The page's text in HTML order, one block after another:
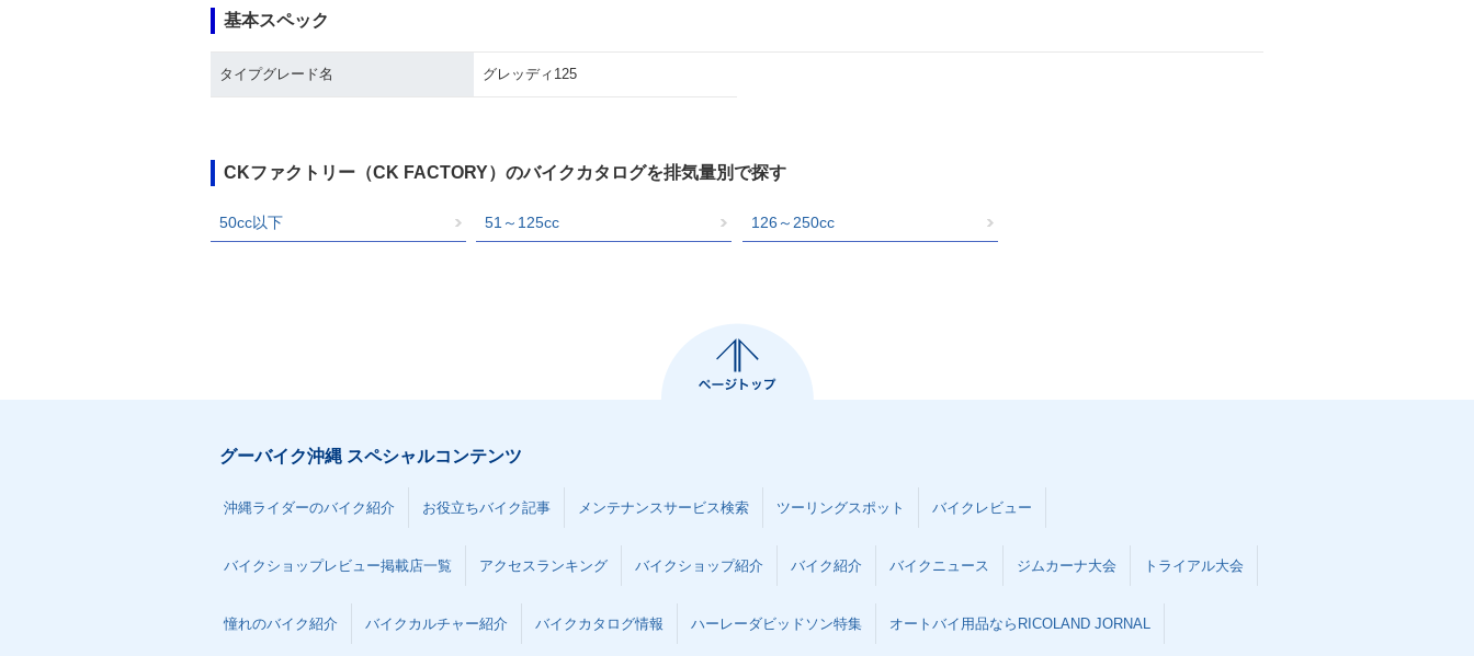
基本スペック
タイプグレード名 グレッディ125
CKファクトリー（CK FACTORY）のバイクカタログを排気量別で探す
50cc以下 51～125cc 126～250cc
グーバイク沖縄 スペシャルコンテンツ
沖縄ライダーのバイク紹介 お役立ちバイク記事 メンテナンスサービス検索 ツーリングスポット バイクレビュー
バイクショップレビュー掲載店一覧 アクセスランキング バイクショップ紹介 バイク紹介 バイクニュース ジムカーナ大会 トライアル大会
憧れのバイク紹介 バイクカルチャー紹介 バイクカタログ情報 ハーレーダビッドソン特集 オートバイ用品ならRICOLAND JORNAL